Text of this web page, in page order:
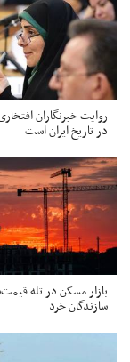
روایت خبرنگاران
در تاریخ ایران است
بازار مسکن در تله
سازندگان خرد